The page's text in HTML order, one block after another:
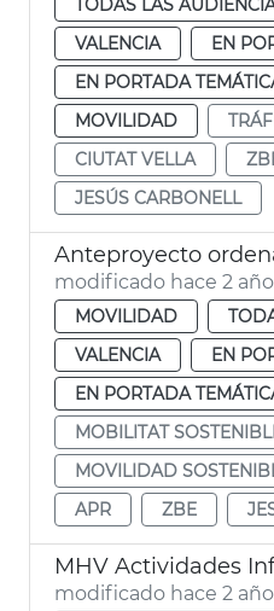
VALENCIA
EN
EN PORTADA
MOVILIDAD
CIUTAT VELLA
JESÚS CARBONELL
modificado hace 2
MOVILIDAD
VALENCIA
EN
EN PORTADA
MOBILITAT
MOVILIDAD
APR
ZBE
MHV Actividades
modificado hace 2